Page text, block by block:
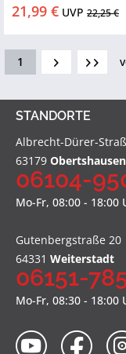
21,99 € UVP 22,25 €
1
STANDORTE
Albrecht-Dürer-
63179 Obertshausen
06104-
Mo-Fr, 08:00 - 18:00
Gutenbergstraße 20
64331 Weiterstadt
06151-
Mo-Fr, 08:30 - 18:00